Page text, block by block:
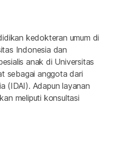
kedokteran umum di
Indonesia dan
anak di Universitas
sebagai anggota dari
(IDAI). Adapun layanan
meliputi konsultasi